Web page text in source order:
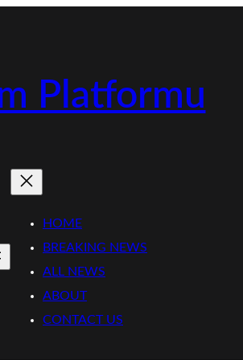
Platformu
HOME
BREAKING NEWS
ALL NEWS
ABOUT
CONTACT US